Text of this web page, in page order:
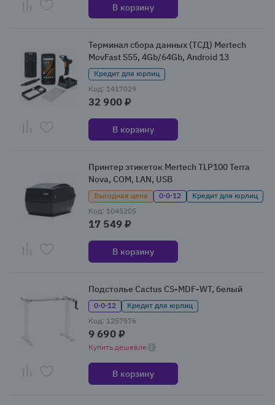
В корзину
Терминал сбора данных (ТСД) Mertech
MovFast S55, 4Gb/64Gb, Android 13
Кредит для юрлиц
Код: 1417029
32 900 ₽
В корзину
Принтер этикеток Mertech TLP100 Terra
Nova, COM, LAN, USB
Выгодная цена 0·0·12
Кредит для юрлиц
Код: 1045205
17 549 ₽
В корзину
Подстолье Cactus CS-MDF-WT, белый
0·0·12
Кредит для юрлиц
Код: 1257576
9 690 ₽
Купить дешевле
В корзину